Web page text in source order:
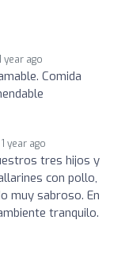
year ago
Comida
1 year ago
tres hijos y
con pollo,
muy sabroso. En
tranquilo.